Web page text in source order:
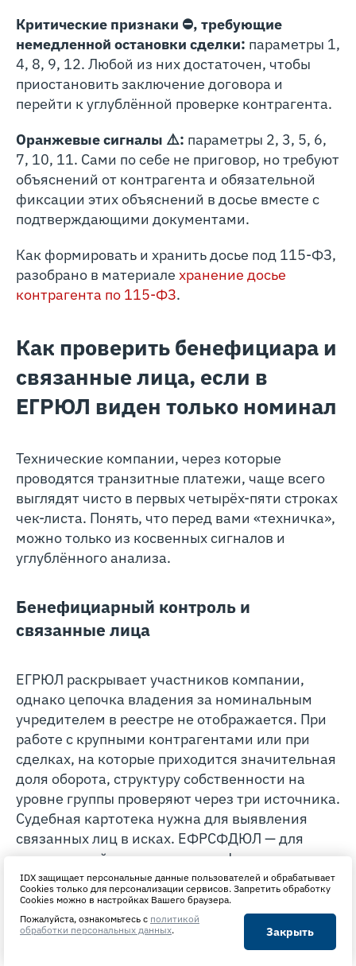
Критические признаки ⛔, требующие
немедленной остановки сделки: параметры 1,
4, 8, 9, 12. Любой из них достаточен, чтобы
приостановить заключение договора и
перейти к углублённой проверке контрагента.
Оранжевые сигналы ⚠️: параметры 2, 3, 5, 6,
7, 10, 11. Сами по себе не приговор, но требуют
объяснений от контрагента и обязательной
фиксации этих объяснений в досье вместе с
подтверждающими документами.
Как формировать и хранить досье под 115-ФЗ,
разобрано в материале хранение досье
контрагента по 115-ФЗ.
Как проверить бенефициара и
связанные лица, если в
ЕГРЮЛ виден только номинал
Технические компании, через которые
проводятся транзитные платежи, чаще всего
выглядят чисто в первых четырёх-пяти строках
чек-листа. Понять, что перед вами «техничка»,
можно только из косвенных сигналов и
углублённого анализа.
Бенефициарный контроль и
связанные лица
ЕГРЮЛ раскрывает участников компании,
однако цепочка владения за номинальным
учредителем в реестре не отображается. При
работе с крупными контрагентами или при
сделках, на которые приходится значительная
доля оборота, структуру собственности на
уровне группы проверяют через три источника.
Судебная картотека нужна для выявления
связанных лиц в исках. ЕФРСФДЮЛ — для
уведомлений о существенных фактах
деятельности. Коммерческие сервисы
аналитики связей — дляпостроения полной
бенефициарной карты.
IDX защищает персональные данные пользователей и обрабатывает
Cookies только для персонализации сервисов. Запретить обработку
Cookies можно в настройках Вашего браузера.
Пожалуйста, ознакомьтесь с политикой
обработки персональных данных. Закрыть